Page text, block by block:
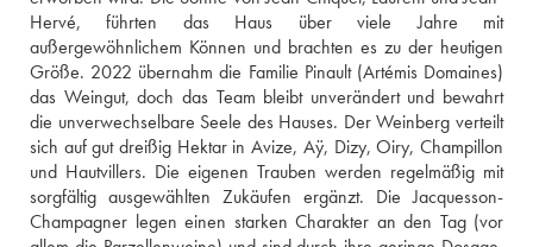
Hervé, führten das Haus über viele Jahre mit
außergewöhnlichem Können und brachten es zu der heutigen
Größe. 2022 übernahm die Familie Pinault (Artémis Domaines)
das Weingut, doch das Team bleibt unverändert und bewahrt
die unverwechselbare Seele des Hauses. Der Weinberg verteilt
sich auf gut dreißig Hektar in Avize, Aÿ, Dizy, Oiry, Champillon
und Hautvillers. Die eigenen Trauben werden regelmäßig mit
sorgfältig ausgewählten Zukäufen ergänzt. Die Jacquesson-
Champagner legen einen starken Charakter an den Tag (vor